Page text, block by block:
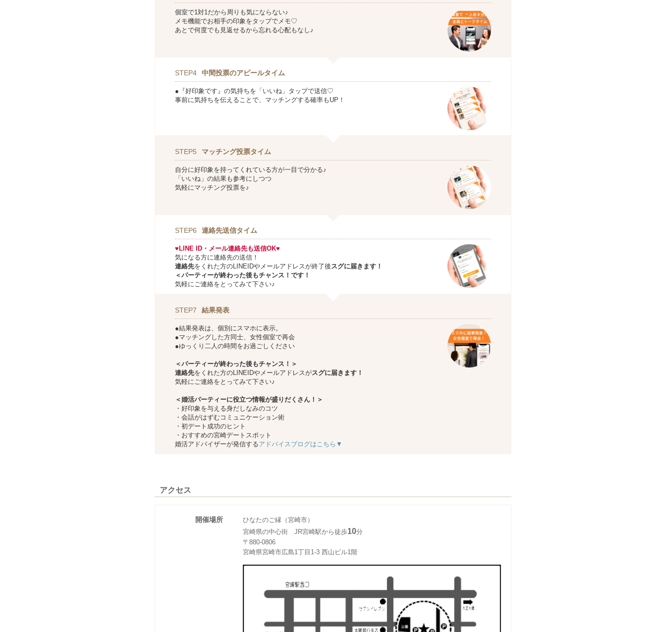
個室で1対1だから周りも気にならない♪
メモ機能でお相手の印象をタップでメモ♡
あとで何度でも見返せるから忘れる心配もなし♪
STEP4 中間投票のアピールタイム
●『好印象です』の気持ちを「いいね」タップで送信♡
事前に気持ちを伝えることで、マッチングする確率もUP！
STEP5 マッチング投票タイム
自分に好印象を持ってくれている方が一目で分かる♪
「いいね」の結果も参考にしつつ
気軽にマッチング投票を♪
STEP6 連絡先送信タイム
♥LINE ID・メール連絡先も送信OK♥
気になる方に連絡先の送信！
連絡先をくれた方のLINEIDやメールアドレスが終了後スグに届きます！
＜パーティーが終わった後もチャンス！です！
気軽にご連絡をとってみて下さい♪
STEP7 結果発表
●結果発表は、個別にスマホに表示。
●マッチングした方同士、女性個室で再会
●ゆっくり二人の時間をお過ごしください
＜パーティーが終わった後もチャンス！＞
連絡先をくれた方のLINEIDやメールアドレスがスグに届きます！
気軽にご連絡をとってみて下さい♪
＜婚活パーティーに役立つ情報が盛りだくさん！＞
・好印象を与える身だしなみのコツ
・会話がはずむコミュニケーション術
・初デート成功のヒント
・おすすめの宮崎デートスポット
婚活アドバイザーが発信するアドバイスブログはこちら▼
アクセス
開催場所
ひなたのご縁（宮崎市）
宮崎県の中心街 JR宮崎駅から徒歩10分
〒880-0806
宮崎県宮崎市広島1丁目1-3 西山ビル1階